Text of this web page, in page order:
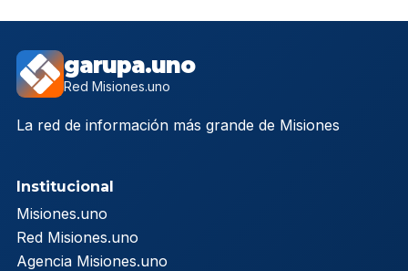
garupa.uno
Red Misiones.uno
La red de información más grande de Misiones
Institucional
Misiones.uno
Red Misiones.uno
Agencia Misiones.uno